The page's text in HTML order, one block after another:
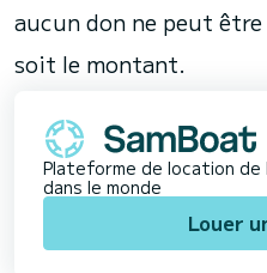
aucun don ne peut
soit le montant.
Plateforme de location
dans le monde
Louer